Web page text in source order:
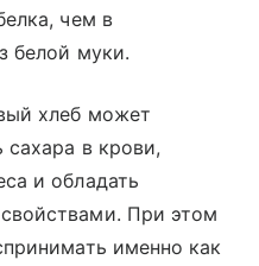
чем в
белой муки.
хлеб может
сахара в крови,
и обладать
При этом
именно как